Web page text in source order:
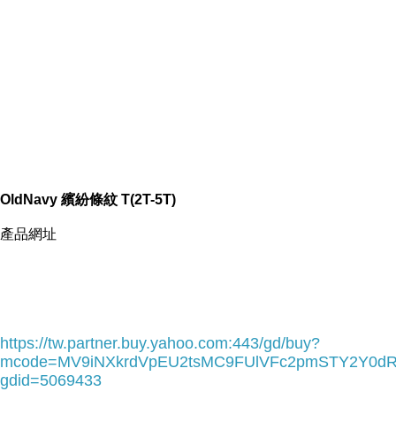
OldNavy 繽紛條紋 T(2T-5T)
產品網址
https://tw.partner.buy.yahoo.com:443/gd/buy?
gdid=5069433